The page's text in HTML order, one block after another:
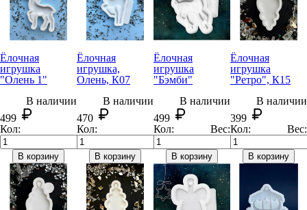
Ёлочная
игрушка
"Олень 1"
В наличии
499
Кол:
В корзину
Ёлочная
игрушка,
Олень, К07
В наличии
470
Кол:
Вес:
В корзину
Ёлочная
игрушка
"Бэмби"
В наличии
499
Кол:
Вес:
В корзину
Ёлочная
игрушка
"Ретро", К15
В наличии
399
Кол:
В корзину